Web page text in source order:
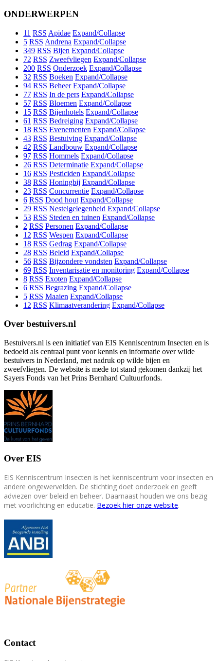
ONDERWERPEN
11 RSS Apidae Expand/Collapse
5 RSS Andrena Expand/Collapse
349 RSS Bijen Expand/Collapse
72 RSS Zweefvliegen Expand/Collapse
200 RSS Onderzoek Expand/Collapse
32 RSS Boeken Expand/Collapse
94 RSS Beheer Expand/Collapse
77 RSS In de pers Expand/Collapse
57 RSS Bloemen Expand/Collapse
15 RSS Bijenhotels Expand/Collapse
61 RSS Bedreiging Expand/Collapse
18 RSS Evenementen Expand/Collapse
43 RSS Bestuiving Expand/Collapse
42 RSS Landbouw Expand/Collapse
97 RSS Hommels Expand/Collapse
26 RSS Determinatie Expand/Collapse
16 RSS Pesticiden Expand/Collapse
38 RSS Honingbij Expand/Collapse
23 RSS Concurrentie Expand/Collapse
6 RSS Dood hout Expand/Collapse
29 RSS Nestelgelegenheid Expand/Collapse
53 RSS Steden en tuinen Expand/Collapse
2 RSS Personen Expand/Collapse
12 RSS Wespen Expand/Collapse
18 RSS Gedrag Expand/Collapse
28 RSS Beleid Expand/Collapse
56 RSS Bijzondere vondsten Expand/Collapse
69 RSS Inventarisatie en monitoring Expand/Collapse
8 RSS Exoten Expand/Collapse
6 RSS Begrazing Expand/Collapse
5 RSS Maaien Expand/Collapse
12 RSS Klimaatverandering Expand/Collapse
Over bestuivers.nl
Bestuivers.nl is een initiatief van EIS Kenniscentrum Insecten en is
bedoeld als centraal punt voor kennis en informatie over wilde
bestuivers in Nederland, met nadruk op wilde bijen en
zweefvliegen. De website is mede tot stand gekomen dankzij het
Sayers Fonds van het Prins Bernhard Cultuurfonds.
Over EIS
EIS Kenniscentrum Insecten is het kenniscentrum voor insecten en
andere ongewervelden. De stichting doet onderzoek en geeft
adviezen over beleid en beheer. Daarnaast houden we ons bezig
met voorlichting en educatie. Bezoek hier onze website.
Contact